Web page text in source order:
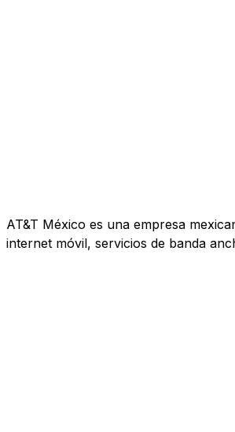
AT&T México es una empresa
internet móvil, servicios de banda